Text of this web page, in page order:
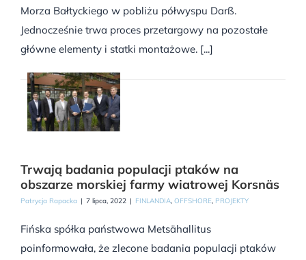
Morza Bałtyckiego w pobliżu półwyspu Darß.
Jednocześnie trwa proces przetargowy na pozostałe
główne elementy i statki montażowe. [...]
Trwają badania populacji ptaków na
obszarze morskiej farmy wiatrowej Korsnäs
Patrycja Rapacka | 7 lipca, 2022 | FINLANDIA, OFFSHORE, PROJEKTY
Fińska spółka państwowa Metsähallitus
poinformowała, że zlecone badania populacji ptaków